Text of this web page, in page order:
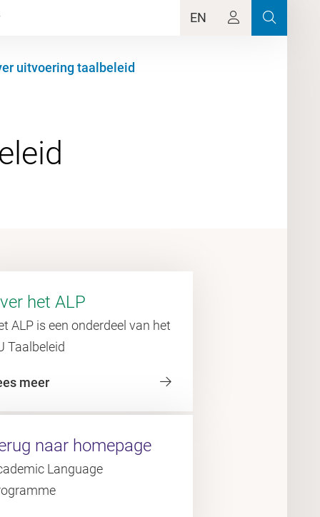
EN
uitvoering taalbeleid
het ALP
ALP is een onderdeel van het
Taalbeleid
meer
naar homepage
Language